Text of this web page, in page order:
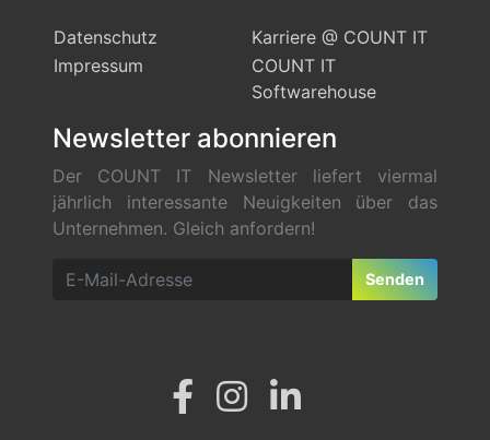
Datenschutz
Karriere @ COUNT IT
Impressum
COUNT IT
Softwarehouse
Newsletter abonnieren
Der COUNT IT Newsletter liefert viermal
jährlich interessante Neuigkeiten über das
Unternehmen. Gleich anfordern!
Senden